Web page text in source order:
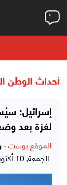
أحداث الوطن
إسرائيل:
لغزة بعد
الموقع بوست-
الجمعة, 10 أكتوبر, 2025 - 09:01 مساءً